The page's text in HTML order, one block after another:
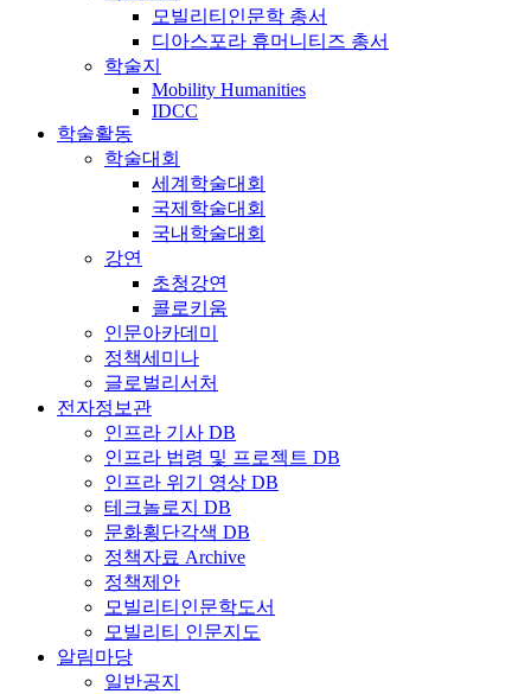
모빌리티인문학 총서
디아스포라 휴머니티즈 총서
학술지
Mobility Humanities
IDCC
학술활동
학술대회
세계학술대회
국제학술대회
국내학술대회
강연
초청강연
콜로키움
인문아카데미
정책세미나
글로벌리서처
전자정보관
인프라 기사 DB
인프라 법령 및 프로젝트 DB
인프라 위기 영상 DB
테크놀로지 DB
문화횡단각색 DB
정책자료 Archive
정책제안
모빌리티인문학도서
모빌리티 인문지도
알림마당
일반공지